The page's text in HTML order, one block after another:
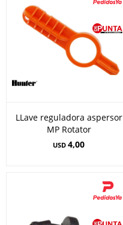
LLave reguladora aspersor
MP Rotator
USD 4,00